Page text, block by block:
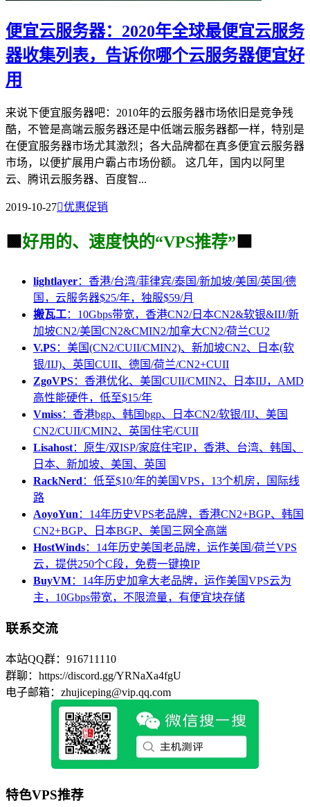
便宜云服务器：2020年全球最便宜云服务
器收集列表，告诉你哪个云服务器便宜好
用
来说下便宜服务器吧：2010年的云服务器市场依旧是竞争残
酷，不管是高端云服务器还是中低端云服务器都一样，特别是
在便宜服务器市场尤其激烈；各大品牌都在真多便宜云服务器
市场，以便扩展用户霸占市场份额。 这几年，国内以阿里
云、腾讯云服务器、百度智...
2019-10-27优惠促销
🟩 好用的、速度快的“VPS推荐” 🟩
lightlayer：香港/台湾/菲律宾/泰国/新加坡/美国/英国/德
国，云服务器$25/年，独服$59/月
搬瓦工：10Gbps带宽，香港CN2/日本CN2&软银&IIJ/新
加坡CN2/美国CN2&CMIN2/加拿大CN2/荷兰CU2
V.PS：美国(CN2/CUII/CMIN2)、新加坡CN2、日本(软
银/IIJ)、英国CUII、德国/荷兰/CN2+CUII
ZgoVPS：香港优化、美国CUII/CMIN2、日本IIJ，AMD
高性能硬件，低至$15/年
Vmiss：香港bgp、韩国bgp、日本CN2/软银/IIJ、美国
CN2/CUII/CMIN2、英国住宅/CUII
Lisahost：原生/双ISP/家庭住宅IP，香港、台湾、韩国、
日本、新加坡、美国、英国
RackNerd ：低至$10/年的美国VPS，13个机房，国际线
路
AoyoYun ：14年历史VPS老品牌，香港CN2+BGP、韩国
CN2+BGP、日本BGP、美国三网全高端
HostWinds：14年历史美国老品牌，运作美国/荷兰VPS
云，提供250个C段，免费一键换IP
BuyVM：14年历史加拿大老品牌，运作美国VPS云为
主，10Gbps带宽，不限流量，有便宜块存储
联系交流
本站QQ群：916711110
群聊：https://discord.gg/YRNaXa4fgU
电子邮箱：zhujiceping@vip.qq.com
特色VPS推荐